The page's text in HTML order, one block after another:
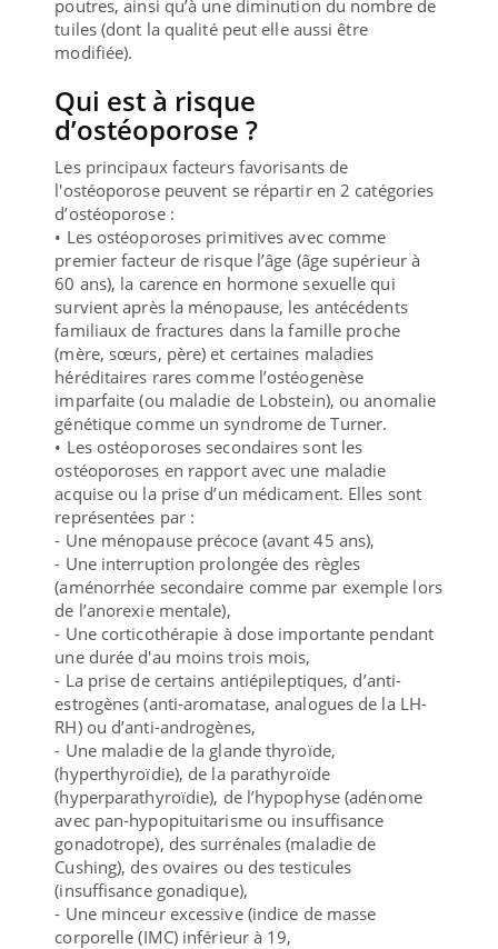
poutres, ainsi qu’à une diminution du nombre de
tuiles (dont la qualité peut elle aussi être
modifiée).
Qui est à risque
d’ostéoporose ?
Les principaux facteurs favorisants de
l'ostéoporose peuvent se répartir en 2 catégories
d’ostéoporose :
• Les ostéoporoses primitives avec comme
premier facteur de risque l’âge (âge supérieur à
60 ans), la carence en hormone sexuelle qui
survient après la ménopause, les antécédents
familiaux de fractures dans la famille proche
(mère, sœurs, père) et certaines maladies
héréditaires rares comme l’ostéogenèse
imparfaite (ou maladie de Lobstein), ou anomalie
génétique comme un syndrome de Turner.
• Les ostéoporoses secondaires sont les
ostéoporoses en rapport avec une maladie
acquise ou la prise d’un médicament. Elles sont
représentées par :
- Une ménopause précoce (avant 45 ans),
- Une interruption prolongée des règles
(aménorrhée secondaire comme par exemple lors
de l’anorexie mentale),
- Une corticothérapie à dose importante pendant
une durée d'au moins trois mois,
- La prise de certains antiépileptiques, d’anti-
estrogènes (anti-aromatase, analogues de la LH-
RH) ou d’anti-androgènes,
- Une maladie de la glande thyroïde,
(hyperthyroïdie), de la parathyroïde
(hyperparathyroïdie), de l’hypophyse (adénome
avec pan-hypopituitarisme ou insuffisance
gonadotrope), des surrénales (maladie de
Cushing), des ovaires ou des testicules
(insuffisance gonadique),
- Une minceur excessive (indice de masse
corporelle (IMC) inférieur à 19,